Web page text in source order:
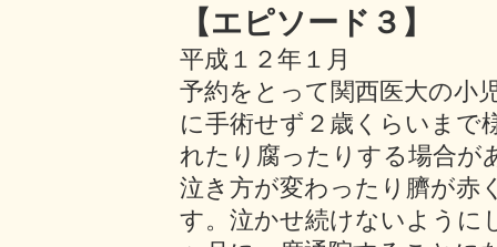
【エピソード ３ 】
平成１２年１月
予約をとって関西医大の小
に手術せず２歳くらいまで
れたり腐ったりする場合が
泣き方が変わったり臍が赤
す。泣かせ続けないように